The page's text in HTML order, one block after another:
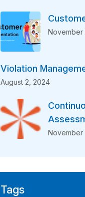
November
Violation
August 2, 2024
November
Tags